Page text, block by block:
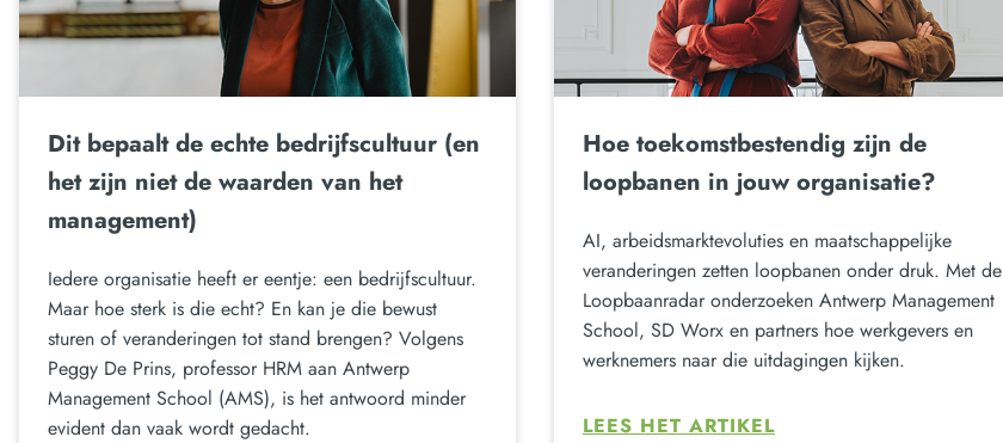
Dit bepaalt de echte bedrijfscultuur (en
het zijn niet de waarden van het
management)
Iedere organisatie heeft er eentje: een bedrijfscultuur.
Maar hoe sterk is die echt? En kan je die bewust
sturen of veranderingen tot stand brengen? Volgens
Peggy De Prins, professor HRM aan Antwerp
Management School (AMS), is het antwoord minder
evident dan vaak wordt gedacht.
Hoe toekomstbestendig zijn de
loopbanen in jouw organisatie?
AI, arbeidsmarktevoluties en maatschappelijke
veranderingen zetten loopbanen onder druk. Met de
Loopbaanradar onderzoeken Antwerp Management
School, SD Worx en partners hoe werkgevers en
werknemers naar die uitdagingen kijken.
LEES HET ARTIKEL